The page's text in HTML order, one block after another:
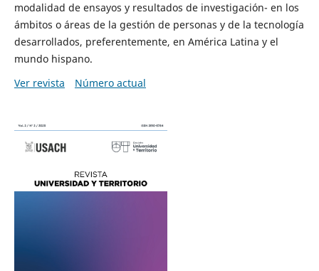
modalidad de ensayos y resultados de investigación- en los
ámbitos o áreas de la gestión de personas y de la tecnología
desarrollados, preferentemente, en América Latina y el
mundo hispano.
Ver revista
Número actual